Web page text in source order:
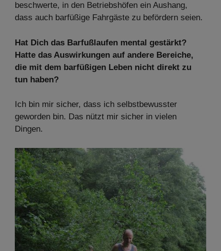
beschwerte, in den Betriebshöfen ein Aushang,
dass auch barfüßige Fahrgäste zu befördern seien.
Hat Dich das Barfußlaufen mental gestärkt?
Hatte das Auswirkungen auf andere Bereiche,
die mit dem barfüßigen Leben nicht direkt zu
tun haben?
Ich bin mir sicher, dass ich selbstbewusster
geworden bin. Das nützt mir sicher in vielen
Dingen.